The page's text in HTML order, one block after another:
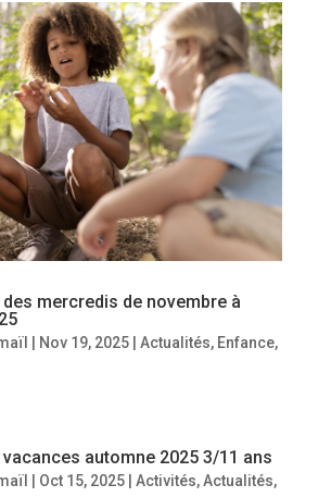
mercredis de novembre à
Nov 19, 2025| Actualités, Enfance,
automne 2025 3/11 ans
Oct 15, 2025| Activités,Actualités,